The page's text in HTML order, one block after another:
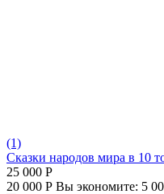
(1)
Сказки народов мира в 10
25 000 Р
20 000 Р Вы экономите: 5